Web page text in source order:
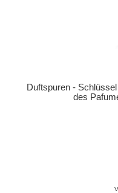
Duftspuren -
des